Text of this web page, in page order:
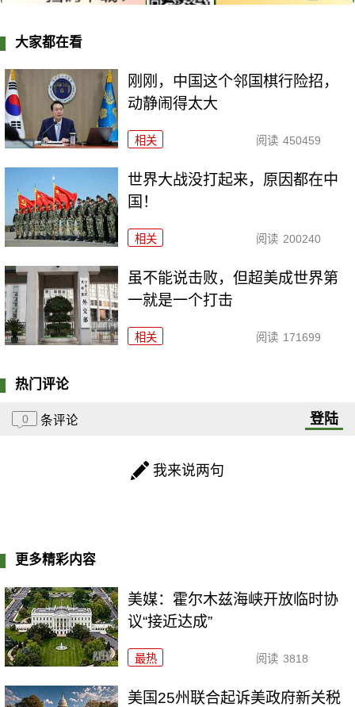
大家都在看
刚刚，中国这个邻国棋行险招，
动静闹得太大
相关 阅读 450459
世界大战没打起来，原因都在中
国！
相关 阅读 200240
虽不能说击败，但超美成世界第
一就是一个打击
相关 阅读 171699
热门评论
0 条评论 登陆
我来说两句
更多精彩内容
美媒：霍尔木兹海峡开放临时协
议“接近达成”
最热 阅读 3818
美国25州联合起诉美政府新关税